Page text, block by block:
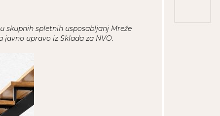
skupnih spletnih usposabljanj Mreže
upravo iz Sklada za NVO.